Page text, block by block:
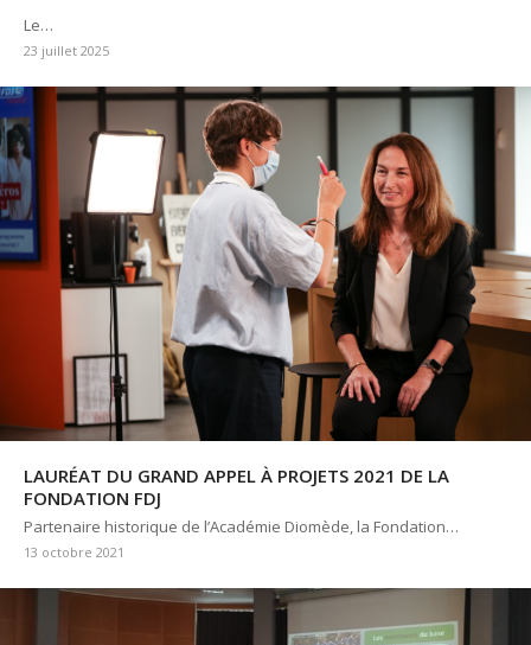
Le…
23 juillet 2025
LAURÉAT DU GRAND APPEL À PROJETS 2021 DE LA
FONDATION FDJ
Partenaire historique de l’Académie Diomède, la Fondation…
13 octobre 2021